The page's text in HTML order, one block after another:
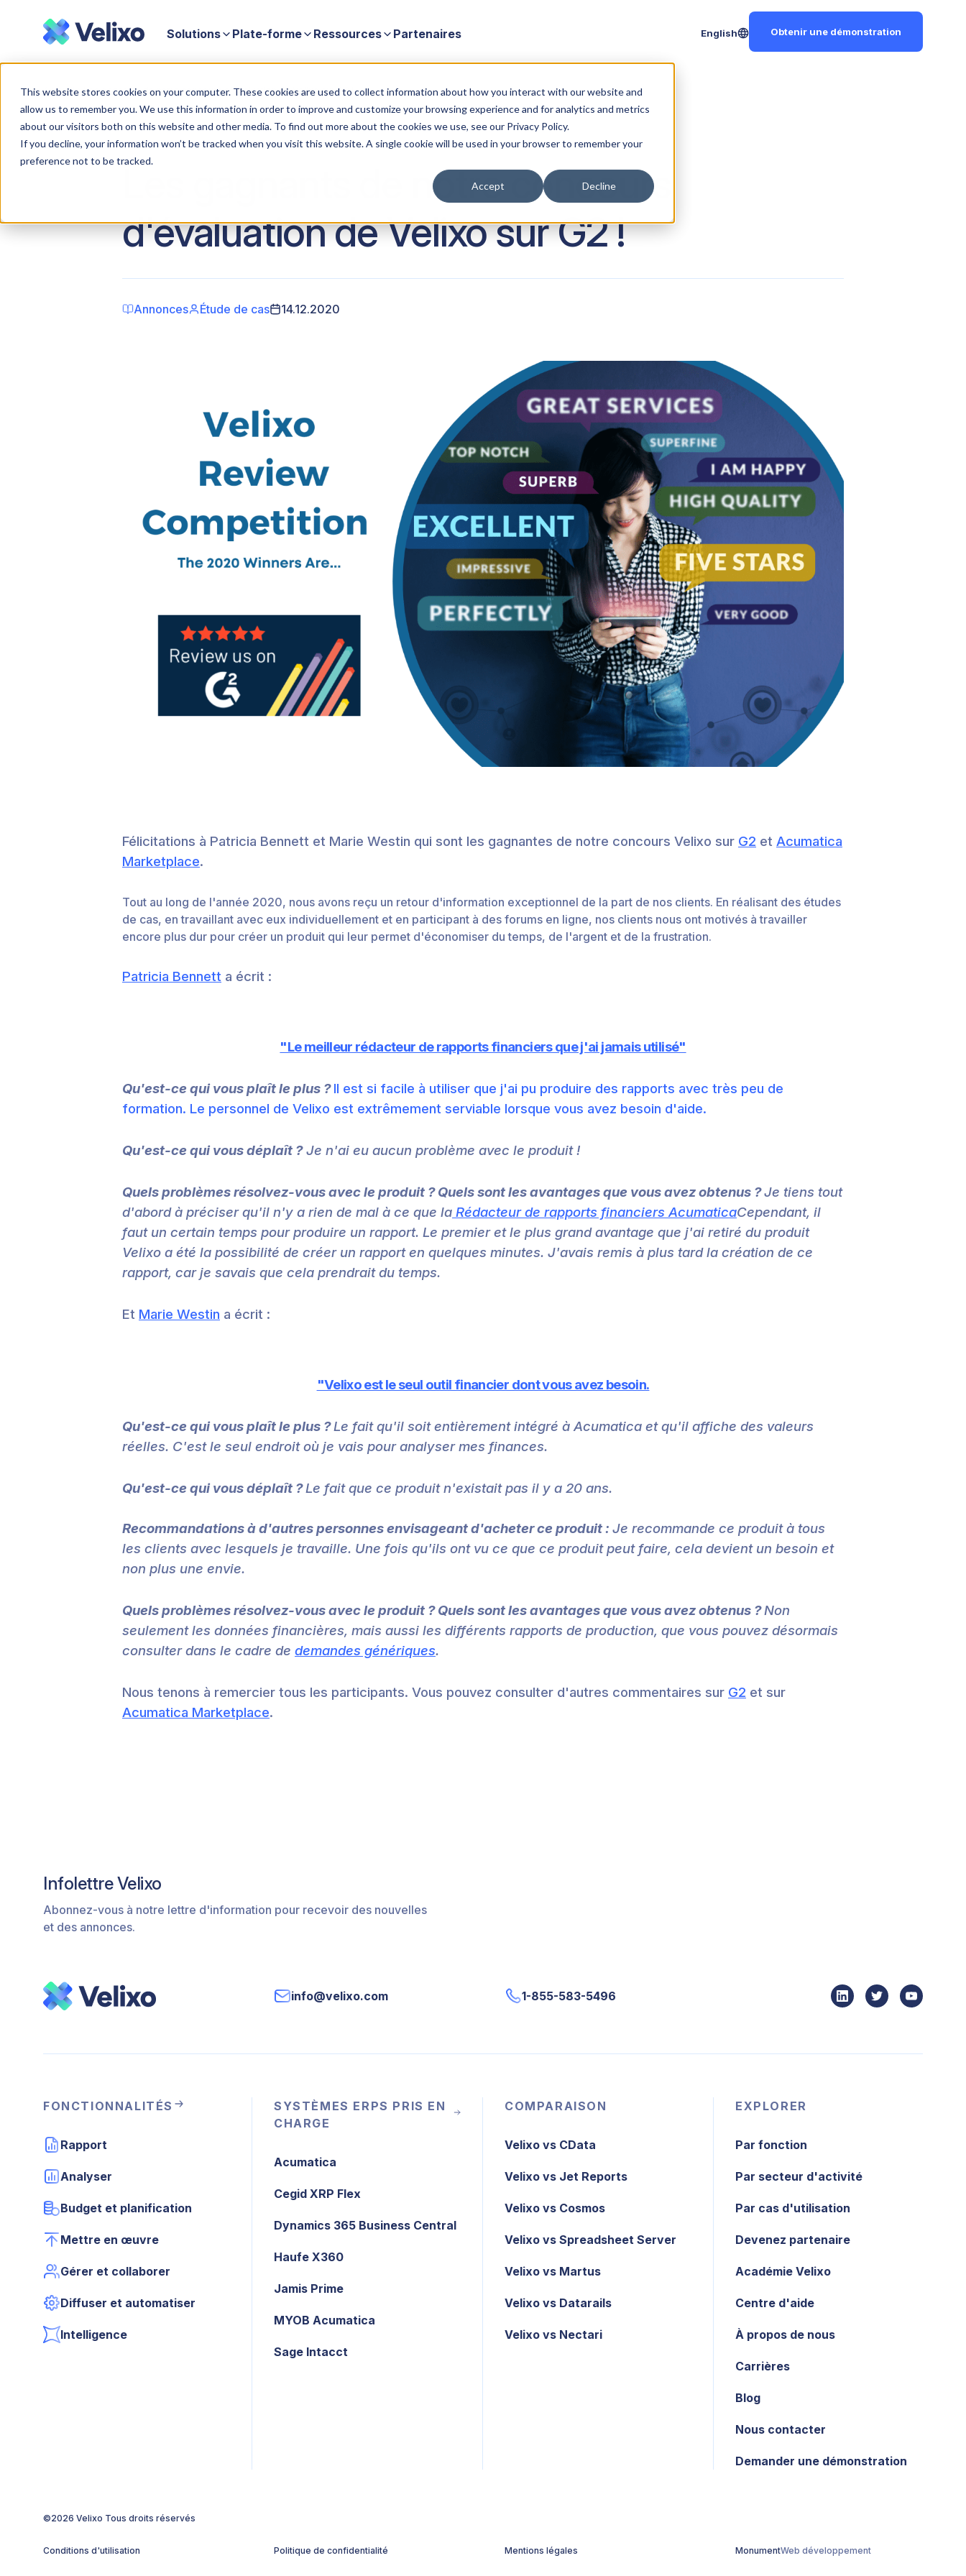
This website stores cookies on your computer. These cookies are used to collect information about how you interact with our website and
allow us to remember you. We use this information in order to improve and customize your browsing experience and for analytics and metrics
about our visitors both on this website and other media. To find out more about the cookies we use, see our Privacy Policy.
If you decline, your information won’t be tracked when you visit this website. A single cookie will be used in your browser to remember your
preference not to be tracked.
Accept Decline
Solutions Plate-forme Ressources Partenaires English Obtenir une démonstration
Accueil Les gagnants de notre concours d'évaluation de Velixo sur G2 !
Les gagnants de notre concours
d'évaluation de Velixo sur G2 !
Annonces Étude de cas 14.12.2020
Félicitations à Patricia Bennett et Marie Westin qui sont les gagnantes de notre concours Velixo sur G2 et Acumatica
Marketplace.
Tout au long de l'année 2020, nous avons reçu un retour d'information exceptionnel de la part de nos clients. En réalisant des études
de cas, en travaillant avec eux individuellement et en participant à des forums en ligne, nos clients nous ont motivés à travailler
encore plus dur pour créer un produit qui leur permet d'économiser du temps, de l'argent et de la frustration.
Patricia Bennett a écrit :
"Le meilleur rédacteur de rapports financiers que j'ai jamais utilisé"
Qu'est-ce qui vous plaît le plus ? Il est si facile à utiliser que j'ai pu produire des rapports avec très peu de
formation. Le personnel de Velixo est extrêmement serviable lorsque vous avez besoin d'aide.
Qu'est-ce qui vous déplaît ? Je n'ai eu aucun problème avec le produit !
Quels problèmes résolvez-vous avec le produit ? Quels sont les avantages que vous avez obtenus ?Je tiens tout
d'abord à préciser qu'il n'y a rien de mal à ce que la Rédacteur de rapports financiers AcumaticaCependant, il
faut un certain temps pour produire un rapport. Le premier et le plus grand avantage que j'ai retiré du produit
Velixo a été la possibilité de créer un rapport en quelques minutes. J'avais remis à plus tard la création de ce
rapport, car je savais que cela prendrait du temps.
Et Marie Westin a écrit :
"Velixo est le seul outil financier dont vous avez besoin.
Qu'est-ce qui vous plaît le plus ?Le fait qu'il soit entièrement intégré à Acumatica et qu'il affiche des valeurs
réelles. C'est le seul endroit où je vais pour analyser mes finances.
Qu'est-ce qui vous déplaît ?Le fait que ce produit n'existait pas il y a 20 ans.
Recommandations à d'autres personnes envisageant d'acheter ce produit : Je recommande ce produit à tous
les clients avec lesquels je travaille. Une fois qu'ils ont vu ce que ce produit peut faire, cela devient un besoin et
non plus une envie.
Quels problèmes résolvez-vous avec le produit ? Quels sont les avantages que vous avez obtenus ?Non
seulement les données financières, mais aussi les différents rapports de production, que vous pouvez désormais
consulter dans le cadre de demandes génériques.
Nous tenons à remercier tous les participants. Vous pouvez consulter d'autres commentaires sur G2 et sur
Acumatica Marketplace.
Infolettre Velixo
Abonnez-vous à notre lettre d'information pour recevoir des nouvelles
et des annonces.
info@velixo.com 1-855-583-5496
FONCTIONNALITÉS
Rapport
Analyser
Budget et planification
Mettre en œuvre
Gérer et collaborer
Diffuser et automatiser
Intelligence
SYSTÈMES ERPS PRIS EN
CHARGE
Acumatica
Cegid XRP Flex
Dynamics 365 Business Central
Haufe X360
Jamis Prime
MYOB Acumatica
Sage Intacct
COMPARAISON
Velixo vs CData
Velixo vs Jet Reports
Velixo vs Cosmos
Velixo vs Spreadsheet Server
Velixo vs Martus
Velixo vs Datarails
Velixo vs Nectari
EXPLORER
Par fonction
Par secteur d'activité
Par cas d'utilisation
Devenez partenaire
Académie Velixo
Centre d'aide
À propos de nous
Carrières
Blog
Nous contacter
Demander une démonstration
©2026 Velixo Tous droits réservés
Conditions d'utilisation Politique de confidentialité Mentions légales MonumentWeb développement